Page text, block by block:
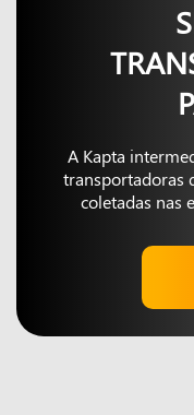
A Kapta
transportadoras
coletadas nas